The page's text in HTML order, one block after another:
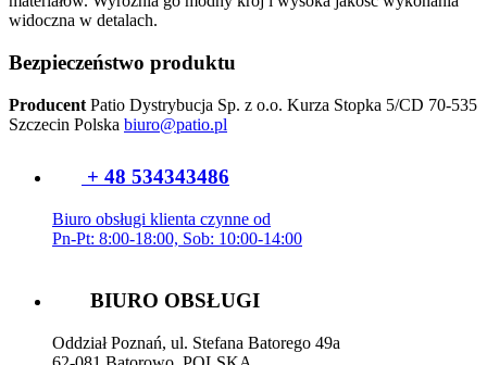
widoczna w detalach.
Bezpieczeństwo produktu
Producent Patio Dystrybucja Sp. z o.o. Kurza Stopka 5/CD 70-535
Szczecin Polska biuro@patio.pl
+ 48 534343486
Biuro obsługi klienta czynne od
Pn-Pt: 8:00-18:00, Sob: 10:00-14:00
BIURO OBSŁUGI
Oddział Poznań, ul. Stefana Batorego 49a